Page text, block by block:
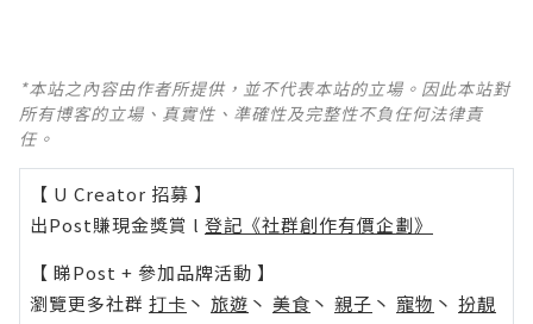
*本站之內容由作者所提供，並不代表本站的立場。因此本站對
所有博客的立場、真實性、準確性及完整性不負任何法律責
任。
【 U Creator 招募 】
出Post賺現金獎賞 l 登記《社群創作有價企劃》
【 睇Post + 參加品牌活動 】
瀏覽更多社群 打卡 丶 旅遊 丶 美食 丶 親子 丶 寵物 丶 扮靚